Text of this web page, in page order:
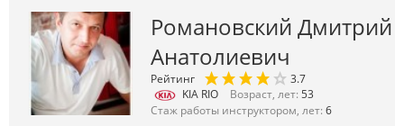
Романовский Дмитрий
Анатолиевич
Рейтинг
3.7
KIA RIO
Возраст, лет: 53
Стаж работы инструктором, лет: 6